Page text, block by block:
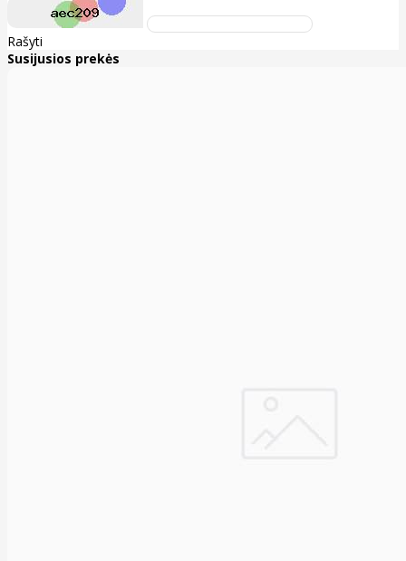
Rašyti
Susijusios prekės